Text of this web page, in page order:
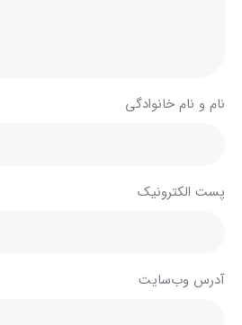
نام و نام خانوادگی
پست الکترونیک
آدرس وب‌سایت